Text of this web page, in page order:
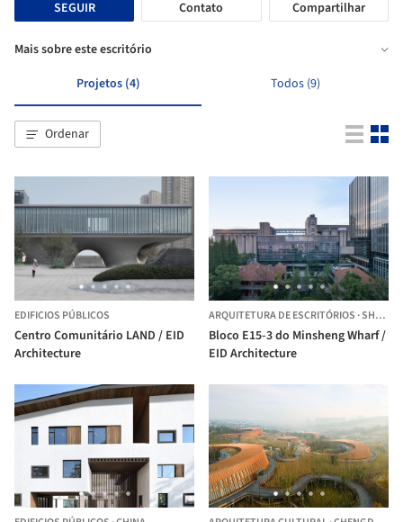
SEGUIR
Contato Compartilhar
Mais sobre este escritório
Projetos (4)
Todos (9)
Ordenar
EDIFICIOS PÚBLICOS
Centro Comunitário LAND / EID
Architecture
ARQUITETURA DE ESCRITÓRIOS ·SHANGHAI,
Bloco E15-3 do Minsheng Wharf /
EID Architecture